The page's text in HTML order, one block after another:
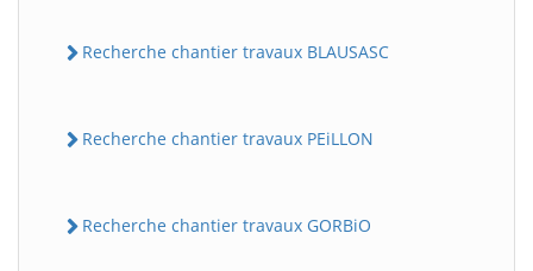
Recherche chantier travaux BLAUSASC
Recherche chantier travaux PEiLLON
Recherche chantier travaux GORBiO